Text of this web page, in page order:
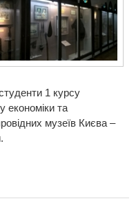
1 курсу
економіки та
музеїв Києва –